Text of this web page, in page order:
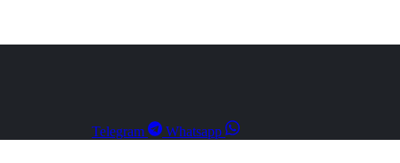
Telegram Whatsapp